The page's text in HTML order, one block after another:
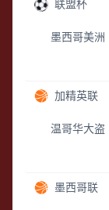
联盟杯
墨西哥美洲
加精英联
温哥华大盗
墨西哥联